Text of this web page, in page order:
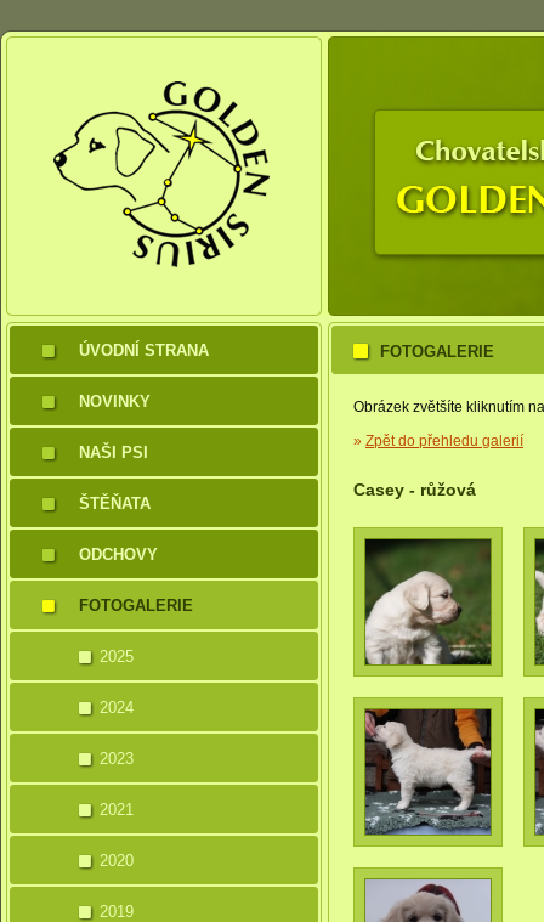
ÚVODNÍ STRANA
NOVINKY
NAŠI PSI
ŠTĚŇATA
ODCHOVY
FOTOGALERIE
2025
2024
2023
2021
2020
2019
FOTOGALERIE
Obrázek zvětšíte kliknutím
» Zpět do přehledu galerií
Casey - růžová